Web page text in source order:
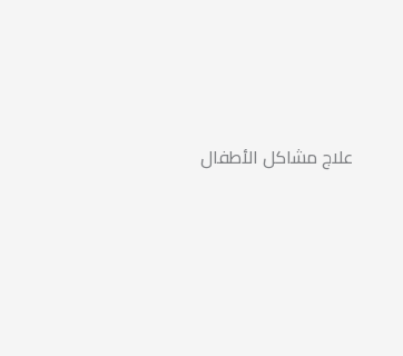
علاج مشاكل الأطفال